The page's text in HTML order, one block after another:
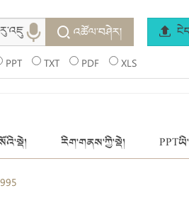
འཚོལ་བཤེར།
PPT TXT PDF XLS
རིག་གནས་ཀྱི་སྡེ།